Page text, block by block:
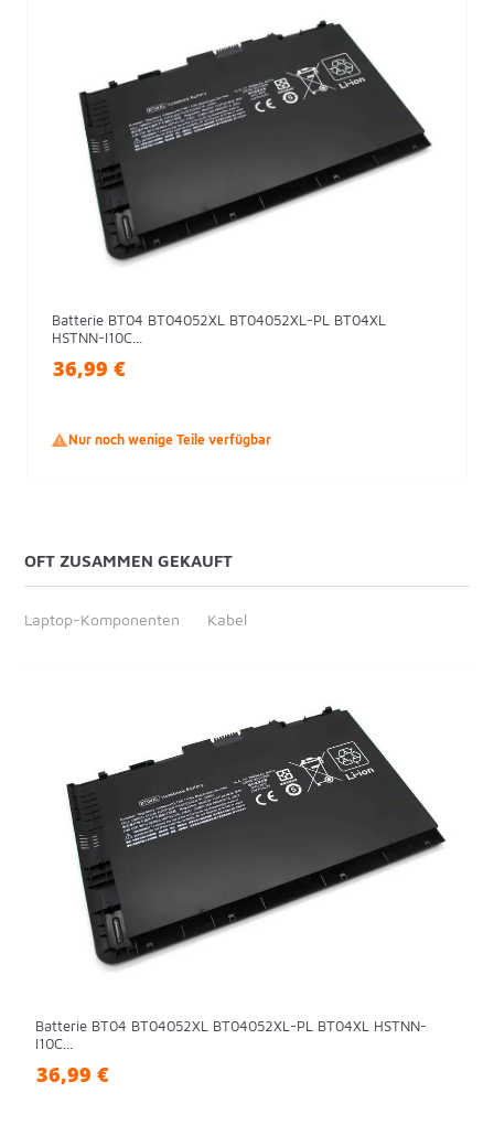
Batterie BT04 BT04052XL BT04052XL-PL BT04XL
HSTNN-I10C...
36,99 €
Nur noch wenige Teile verfügbar
OFT ZUSAMMEN GEKAUFT
Laptop-Komponenten Kabel
Batterie BT04 BT04052XL BT04052XL-PL BT04XL HSTNN-
I10C...
36,99 €